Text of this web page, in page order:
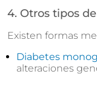
4. Otros tipos
Existen formas
Diabetes
alteraciones